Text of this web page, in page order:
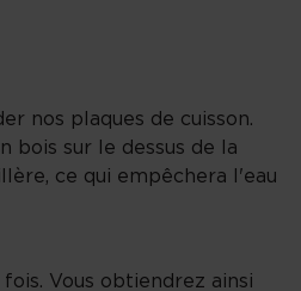
nos plaques de cuisson.
bois sur le dessus de la
ce qui empêchera l'eau
Vous obtiendrez ainsi